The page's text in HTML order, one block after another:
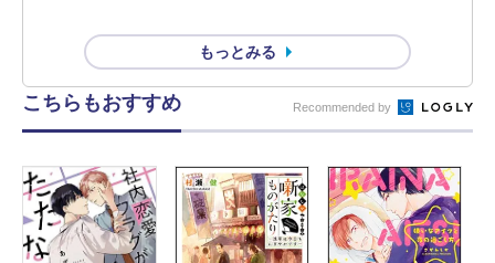
もっとみる
こちらもおすすめ Recommended by